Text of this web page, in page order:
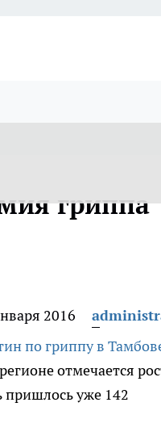
гриппа
2016
отмечается
пришлось уже 142